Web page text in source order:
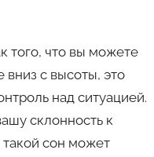
того, что вы можете
вниз с высоты, это
над ситуацией.
склонность к
сон может